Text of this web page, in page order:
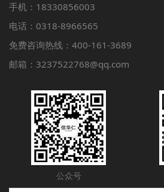
手机：18330856003
电话：0318-8966565
免费咨询热线：400-161-3689
邮箱：3237522768@qq.com
公众号